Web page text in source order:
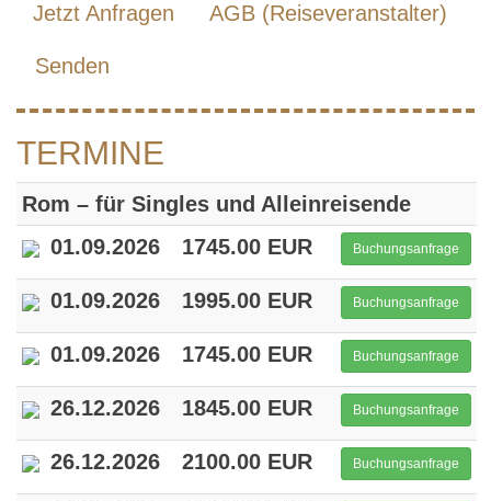
Jetzt Anfragen AGB (Reiseveranstalter)
Senden
TERMINE
Rom – für Singles und Alleinreisende
01.09.2026
1745.00 EUR Buchungsanfrage
01.09.2026 1995.00 EUR Buchungsanfrage
01.09.2026 1745.00 EUR Buchungsanfrage
26.12.2026 1845.00 EUR Buchungsanfrage
26.12.2026 2100.00 EUR Buchungsanfrage